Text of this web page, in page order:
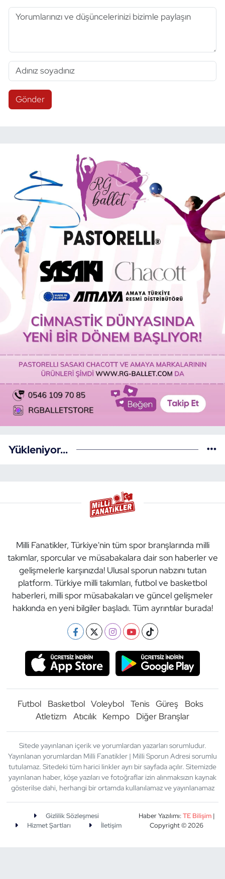
Gönder
Yükleniyor...
Milli Fanatikler, Türkiye'nin tüm spor branşlarında milli
takımlar, sporcular ve müsabakalara dair son haberler ve
gelişmelerle karşınızda! Ulusal sporun nabzını tutan
platform. Türkiye milli takımları, futbol ve basketbol
haberleri, milli spor müsabakaları ve güncel gelişmeler
hakkında en yeni bilgiler başladı. Tüm ayrıntılar burada!
Futbol Basketbol Voleybol Tenis Güreş
Boks
Atletizm
Atıcılık Kempo Diğer Branşlar
Sitede yayınlanan içerik ve yorumlardan yazarları sorumludur.
Yayınlanan yorumlardan Milli Fanatikler | Milli Sporun Adresi sorumlu
tutulamaz. Sitedeki tüm harici linkler ayrı bir sayfada açılır. Sitemizde
yayınlanan haber, köşe yazıları ve fotoğraflar izin alınmaksızın kaynak
gösterilse dahi, herhangi bir ortamda kullanılamaz ve yayınlanamaz
Gizlilik Sözleşmesi
Hizmet Şartları
İletişim
Haber Yazılımı:TE Bilişim|
Copyright © 2026